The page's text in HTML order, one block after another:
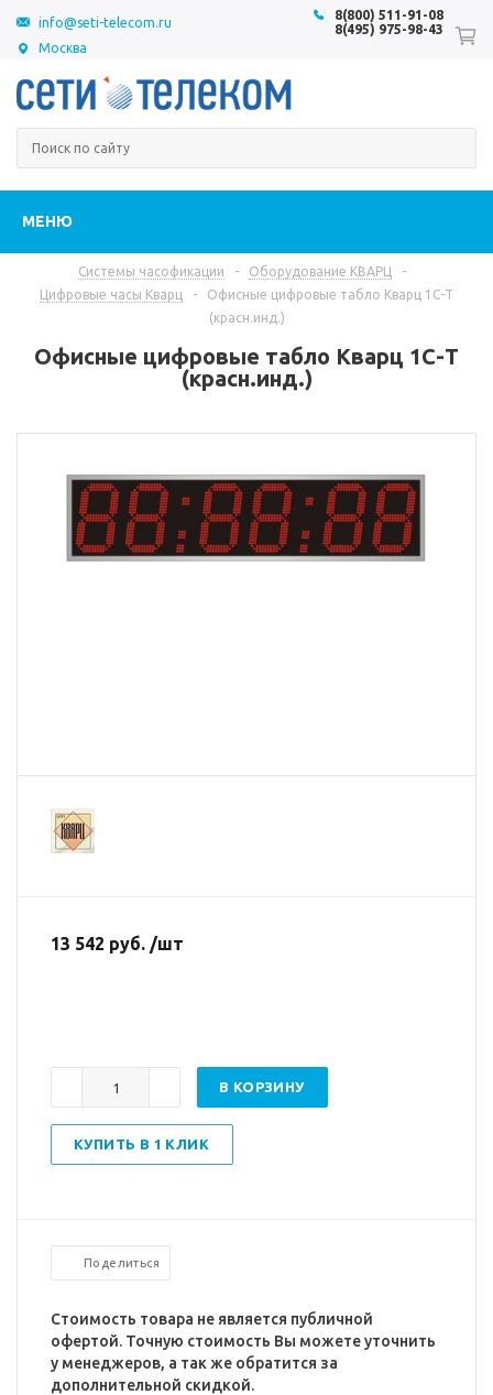
Москва
8(800) 511-91-08
8(495) 975-98-43
info@seti-telecom.ru
МЕНЮ
Системы часофикации - Оборудование КВАРЦ
-
Цифровые часы Кварц
-
Офисные цифровые табло Кварц 1С-Т
(красн.инд.)
Офисные цифровые табло Кварц 1С-Т
(красн.инд.)
13 542 руб. /шт
В КОРЗИНУ
КУПИТЬ В 1 КЛИК
Поделиться
Стоимость товара не является публичной
офертой. Точную стоимость Вы можете уточнить
у менеджеров, а так же обратится за
дополнительной скидкой.